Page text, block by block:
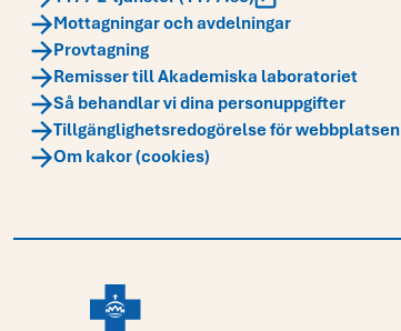
Mottagningar och avdelningar
Provtagning
Remisser till Akademiska laboratoriet
Så behandlar vi dina personuppgifter
Tillgänglighetsredogörelse för webbplatsen
Om kakor (cookies)